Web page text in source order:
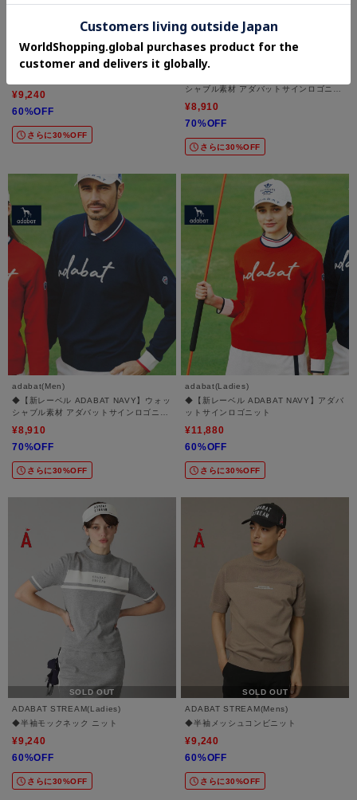
ADABAT STREAM(Ladies)
¥9,240
60%OFF
さらに30%OFF
adabat(Men)
シャブル素材 アダバットサインロゴニッ
ト
¥8,910
70%OFF
さらに30%OFF
adabat(Men)
◆【新レーベル ADABAT NAVY】ウォッ
シャブル素材 アダバットサインロゴニッ
¥8,910
70%OFF
さらに30%OFF
adabat(Ladies)
◆【新レーベル ADABAT NAVY】アダバ
ットサインロゴニット
¥11,880
60%OFF
さらに30%OFF
SOLD OUT
ADABAT STREAM(Ladies)
◆半袖モックネック ニット
¥9,240
60%OFF
さらに30%OFF
SOLD OUT
ADABAT STREAM(Mens)
◆半袖メッシュコンビニット
¥9,240
60%OFF
さらに30%OFF